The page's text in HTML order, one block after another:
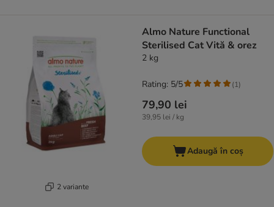
2 variante
Almo Nature Functional
Sterilised Cat Vită & orez
2 kg
79,90 lei
39,95 lei / kg
Rating: 5/5 (1)
Adaugă în coș